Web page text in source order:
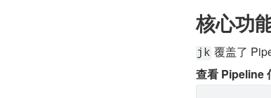
核心功
jk 覆盖了
查看 Pipeline